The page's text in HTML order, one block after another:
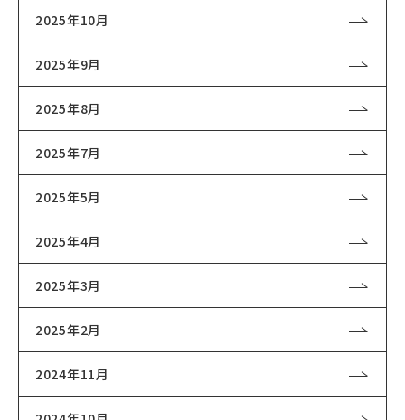
2025年10月
2025年9月
2025年8月
2025年7月
2025年5月
2025年4月
2025年3月
2025年2月
2024年11月